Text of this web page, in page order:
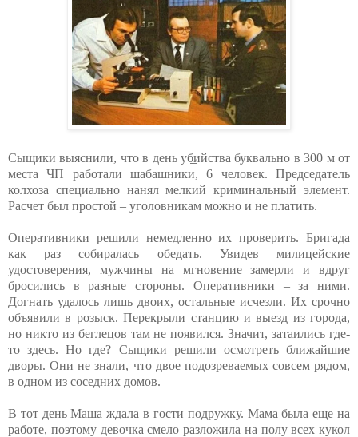
Сыщики выяснили, что в день уб̳ийства буквально в 300 м от
места ЧП работали шабашники, 6 человек. Председатель
колхоза специально нанял мелкий криминальный элемент.
Расчет был простой – уголовникам можно и не платить.
Оперативники решили немедленно их проверить. Бригада
как раз собиралась обедать. Увидев милицейские
удостоверения, мужчины на мгновение замерли и вдруг
бросились в разные стороны. Оперативники – за ними.
Догнать удалось лишь двоих, остальные исчезли. Их срочно
объявили в розыск. Перекрыли станцию и выезд из города,
но никто из беглецов там не появился. Значит, затаились где-
то здесь. Но где? Сыщики решили осмотреть ближайшие
дворы. Они не знали, что двое подозреваемых совсем рядом,
в одном из соседних домов.
В тот день Маша ждала в гости подружку. Мама была еще на
работе, поэтому девочка смело разложила на полу всех кукол